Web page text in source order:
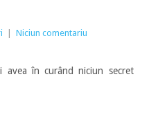
Niciun comentariu
avea în curând niciun secret